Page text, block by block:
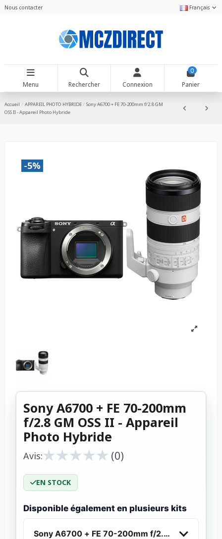
Nous contacter Français
Menu Rechercher Connexion
0
Panier
Accueil APPAREIL PHOTO HYBRIDE
Sony A6700 + FE 70-200mm f/2.8 GM
OSS II - Appareil Photo Hybride
-5%
Sony A6700 + FE 70-200mm
f/2.8 GM OSS II - Appareil
Photo Hybride
Avis:★
★★
★★
★★
★★
★ (0)
EN STOCK
Disponible également en plusieurs kits
Sony A6700 + FE 70-200mm f/2.8 GM OSS II -